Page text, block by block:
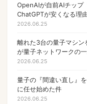
Gamefi
Anthropic
ゲーム
OpenAIが自前AIチップ
ChatGPTが安くなる理
2026.06.25
離れた3台の量子マシ
が量子ネットワークの
2026.06.25
量子の『間違い直し』
に任せ始めた件
2026.06.25